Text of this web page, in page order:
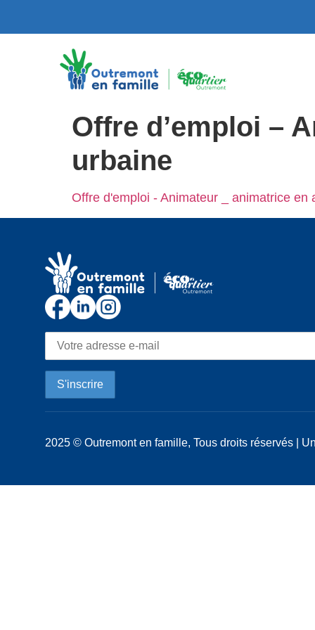
Offre d’emploi –
urbaine
Offre d'emploi - Animateur _ animatrice en
2025 © Outremont en famille, Tous droits réservés |